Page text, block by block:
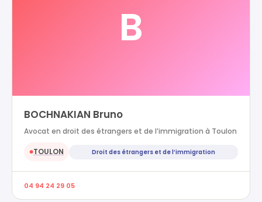
B
BOCHNAKIAN Bruno
Avocat en droit des étrangers et de l’immigration à Toulon
●TOULON Droit des étrangers et de l’immigration
04 94 24 29 05